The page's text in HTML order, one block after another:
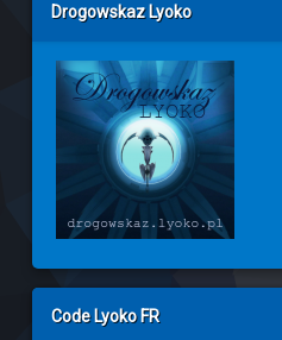
Drogowskaz Lyoko
Code Lyoko FR